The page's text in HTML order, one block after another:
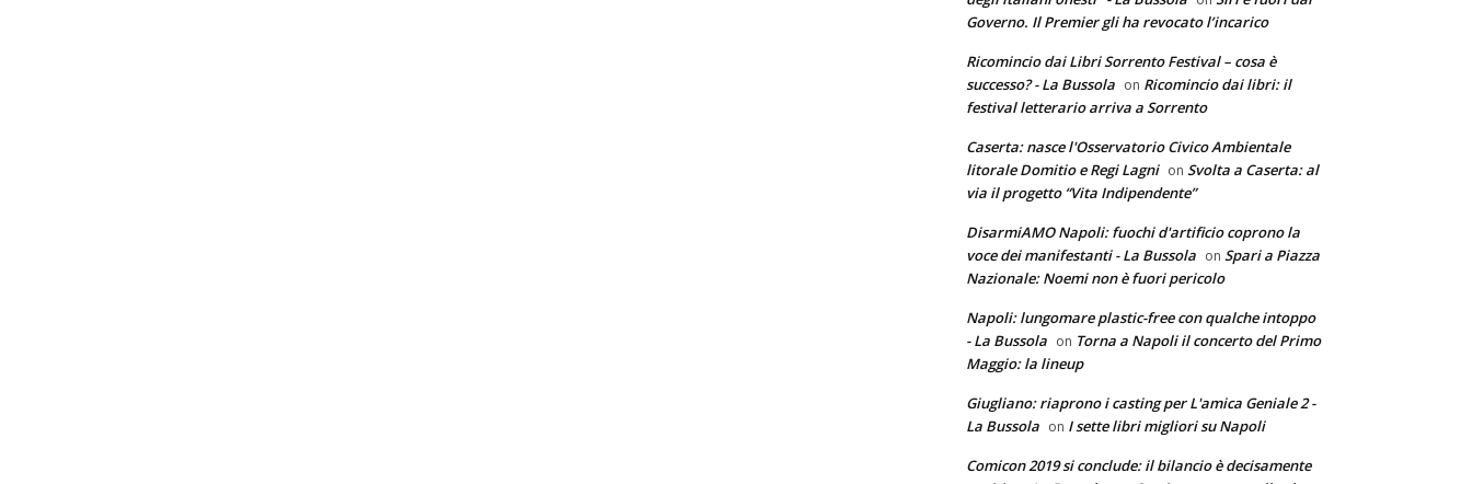
Governo. Il Premier gli ha revocato l’incarico
Ricomincio dai Libri Sorrento Festival – cosa è
successo? - La Bussola on Ricomincio dai libri: il
festival letterario arriva a Sorrento
Caserta: nasce l'Osservatorio Civico Ambientale
litorale Domitio e Regi Lagni on Svolta a Caserta: al
via il progetto “Vita Indipendente”
DisarmiAMO Napoli: fuochi d'artificio coprono la
voce dei manifestanti - La Bussola on Spari a Piazza
Nazionale: Noemi non è fuori pericolo
Napoli: lungomare plastic-free con qualche intoppo
- La Bussola on Torna a Napoli il concerto del Primo
Maggio: la lineup
Giugliano: riaprono i casting per L'amica Geniale 2 -
La Bussola on I sette libri migliori su Napoli
Comicon 2019 si conclude: il bilancio è decisamente